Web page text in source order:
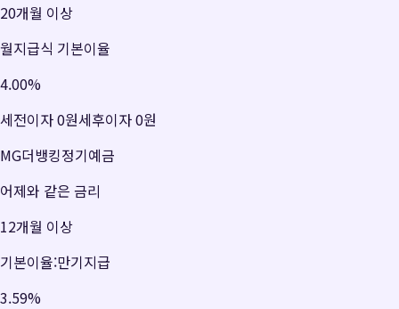
20개월 이상
월지급식 기본이율
4.00%
세전이자0원세후이자0원
MG더뱅킹정기예금
어제와 같은 금리
12개월 이상
기본이율:만기지급
3.59%